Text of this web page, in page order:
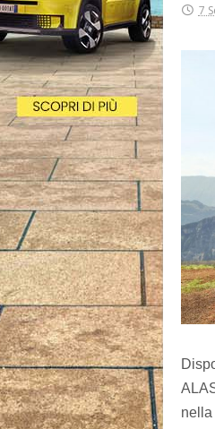
7
nella